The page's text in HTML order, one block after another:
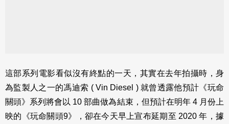
這部系列電影看似沒有終點的一天，其實在去年拍攝時，身
為監製人之一的馮迪索 ( Vin Diesel ) 就曾透露他預計《玩命
關頭》系列將會以 10 部曲做為結束，但預計在明年 4 月份上
映的《玩命關頭9》，卻在今天早上宣布延期至 2020 年，據